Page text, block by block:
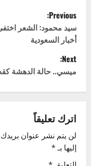
P
o
s
t
n
a
v
i
Previous:
سيد محمود: الشعر
أخبار السعودية
Next:
ميسي.. حالة الدهشة
اترك تعليقاً
لن يتم نشر عنوان بريدك
إليها بـ*